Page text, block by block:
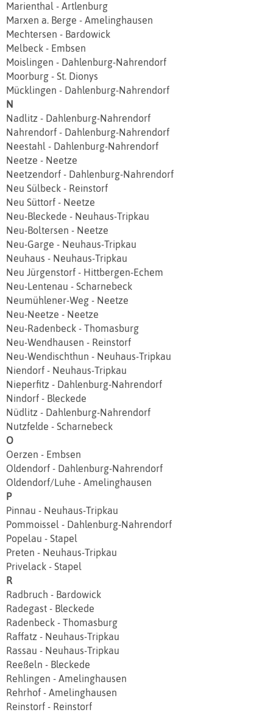
Marienthal - Artlenburg
Marxen a. Berge - Amelinghausen
Mechtersen - Bardowick
Melbeck - Embsen
Moislingen - Dahlenburg-Nahrendorf
Moorburg - St. Dionys
Mücklingen - Dahlenburg-Nahrendorf
N
Nadlitz - Dahlenburg-Nahrendorf
Nahrendorf - Dahlenburg-Nahrendorf
Neestahl - Dahlenburg-Nahrendorf
Neetze - Neetze
Neetzendorf - Dahlenburg-Nahrendorf
Neu Sülbeck - Reinstorf
Neu Süttorf - Neetze
Neu‐Bleckede - Neuhaus-Tripkau
Neu‐Boltersen - Neetze
Neu‐Garge - Neuhaus-Tripkau
Neuhaus - Neuhaus-Tripkau
Neu Jürgenstorf - Hittbergen‐Echem
Neu‐Lentenau - Scharnebeck
Neumühlener-Weg - Neetze
Neu‐Neetze - Neetze
Neu‐Radenbeck - Thomasburg
Neu‐Wendhausen - Reinstorf
Neu‐Wendischthun - Neuhaus-Tripkau
Niendorf - Neuhaus-Tripkau
Nieperfitz - Dahlenburg-Nahrendorf
Nindorf - Bleckede
Nüdlitz - Dahlenburg-Nahrendorf
Nutzfelde - Scharnebeck
O
Oerzen - Embsen
Oldendorf - Dahlenburg-Nahrendorf
Oldendorf/Luhe - Amelinghausen
P
Pinnau - Neuhaus-Tripkau
Pommoissel - Dahlenburg-Nahrendorf
Popelau - Stapel
Preten - Neuhaus-Tripkau
Privelack - Stapel
R
Radbruch - Bardowick
Radegast - Bleckede
Radenbeck - Thomasburg
Raffatz - Neuhaus-Tripkau
Rassau - Neuhaus-Tripkau
Reeßeln - Bleckede
Rehlingen - Amelinghausen
Rehrhof - Amelinghausen
Reinstorf - Reinstorf